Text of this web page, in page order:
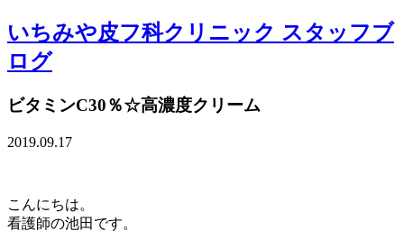
いちみや皮フ科クリニック スタッフブ
ログ
ビタミンC30％☆高濃度クリーム
2019.09.17
こんにちは。
看護師の池田です。